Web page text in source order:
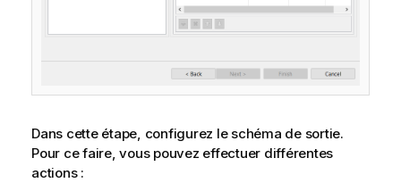
Dans cette étape, configurez le schéma de sortie.
Pour ce faire, vous pouvez effectuer différentes
actions :